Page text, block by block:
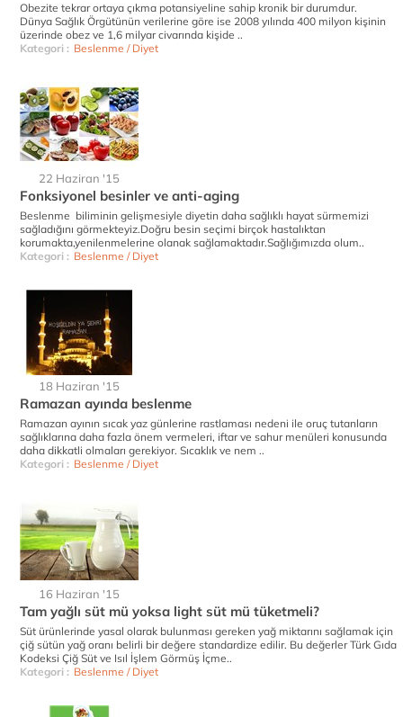
Obezite tekrar ortaya çıkma potansiyeline sahip kronik bir durumdur.
Dünya Sağlık Örgütünün verilerine göre ise 2008 yılında 400 milyon kişinin
üzerinde obez ve 1,6 milyar civarında kişide ..
Kategori : Beslenme / Diyet
22 Haziran '15
Fonksiyonel besinler ve anti-aging
Beslenme biliminin gelişmesiyle diyetin daha sağlıklı hayat sürmemizi
sağladığını görmekteyiz.Doğru besin seçimi birçok hastalıktan
korumakta,yenilenmelerine olanak sağlamaktadır.Sağlığımızda olum..
Kategori : Beslenme / Diyet
18 Haziran '15
Ramazan ayında beslenme
Ramazan ayının sıcak yaz günlerine rastlaması nedeni ile oruç tutanların
sağlıklarına daha fazla önem vermeleri, iftar ve sahur menüleri konusunda
daha dikkatli olmaları gerekiyor. Sıcaklık ve nem ..
Kategori : Beslenme / Diyet
16 Haziran '15
Tam yağlı süt mü yoksa light süt mü tüketmeli?
Süt ürünlerinde yasal olarak bulunması gereken yağ miktarını sağlamak için
çiğ sütün yağ oranı belirli bir değere standardize edilir. Bu değerler Türk Gıda
Kodeksi Çiğ Süt ve Isıl İşlem Görmüş İçme..
Kategori : Beslenme / Diyet